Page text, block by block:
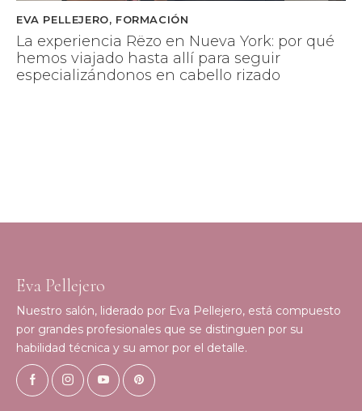
EVA PELLEJERO, FORMACIÓN
La experiencia Rëzo en Nueva York: por qué
hemos viajado hasta allí para seguir
especializándonos en cabello rizado
Eva Pellejero
Nuestro salón, liderado por Eva Pellejero, está compuesto
por grandes profesionales que se distinguen por su
habilidad técnica y su amor por el detalle.